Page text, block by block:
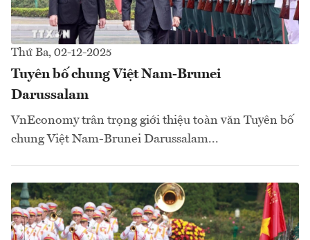
Thứ Ba, 02-12-2025
Tuyên bố chung Việt Nam-Brunei
Darussalam
VnEconomy trân trọng giới thiệu toàn văn Tuyên bố
chung Việt Nam-Brunei Darussalam...